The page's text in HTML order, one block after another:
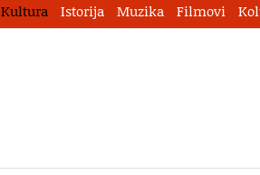
Kultura Istorija Muzika Filmovi